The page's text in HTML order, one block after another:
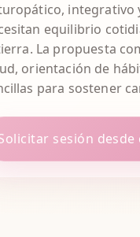
integrativo
equilibrio
La propuesta
orientación de
para sostener
sesión desde